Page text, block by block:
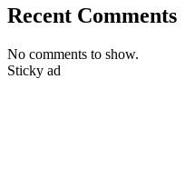
Recent Comments
No comments to show.
Sticky ad